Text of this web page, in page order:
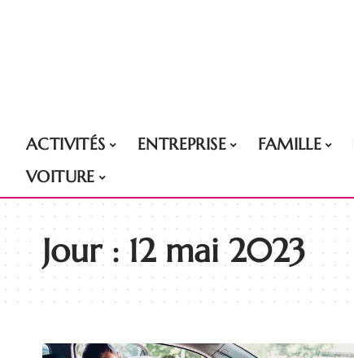
ACTIVITÉS ENTREPRISE FAMILLE
VOITURE
Jour :12 mai 2023